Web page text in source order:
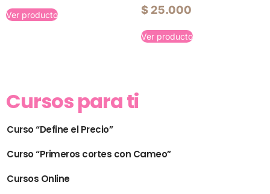
Ver producto $ 25.000
Ver producto
Cursos para ti
Curso “Define el Precio”
Curso “Primeros cortes con Cameo”
Cursos Online